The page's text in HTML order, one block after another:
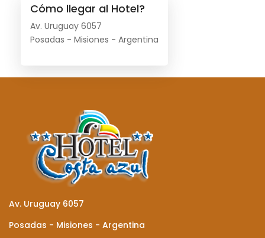
Cómo llegar al Hotel?
Av. Uruguay 6057
Posadas - Misiones - Argentina
Av. Uruguay 6057
Posadas - Misiones - Argentina